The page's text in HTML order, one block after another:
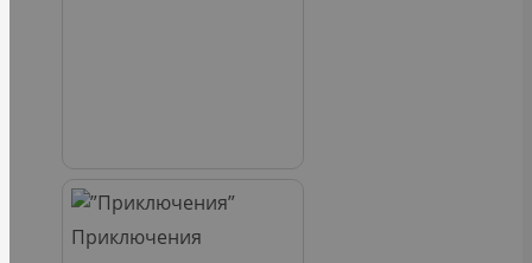
Приключения